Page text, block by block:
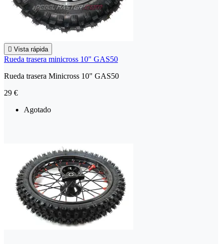
 Vista rápida
Rueda trasera minicross 10" GAS50
Rueda trasera Minicross 10" GAS50
29 €
Agotado